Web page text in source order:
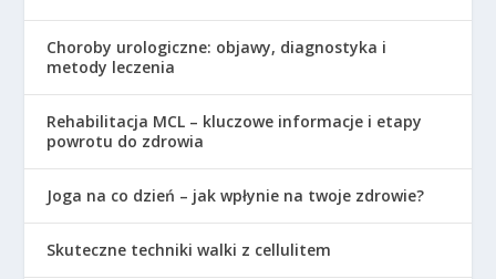
Choroby urologiczne: objawy, diagnostyka i
metody leczenia
Rehabilitacja MCL – kluczowe informacje i etapy
powrotu do zdrowia
Joga na co dzień – jak wpłynie na twoje zdrowie?
Skuteczne techniki walki z cellulitem